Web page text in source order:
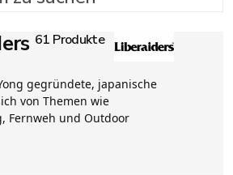
61 Produkte
gegründete, japanische
von Themen wie
Fernweh und Outdoor